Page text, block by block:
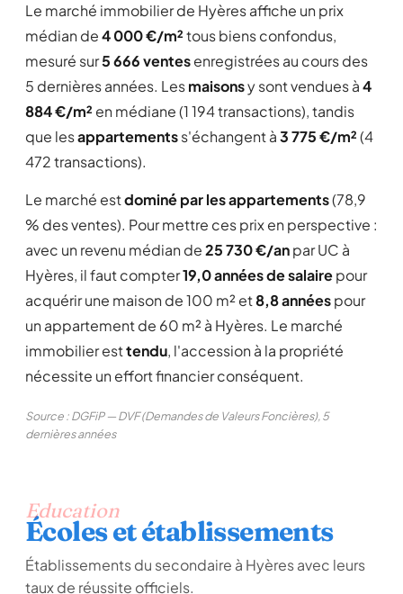
Le marché immobilier de Hyères affiche un prix
médian de4 000 €/m²tous biens confondus,
mesuré sur5 666 ventesenregistrées au cours des
5 dernières années. Lesmaisonsy sont vendues à4
884 €/m² en médiane (1 194 transactions), tandis
que lesappartementss'échangent à3 775 €/m²(4
472 transactions).
Le marché estdominé par les appartements(78,9
% des ventes). Pour mettre ces prix en perspective :
avec un revenu médian de25 730 €/anpar UC à
Hyères, il faut compter19,0 années de salairepour
acquérir une maison de 100 m² et8,8 annéespour
un appartement de 60 m² à Hyères. Le marché
immobilier esttendu, l'accession à la propriété
nécessite un effort financier conséquent.
Source : DGFiP — DVF (Demandes de Valeurs Foncières), 5
dernières années
Education
Écoles et établissements
Établissements du secondaire à Hyères avec leurs
taux de réussite officiels.